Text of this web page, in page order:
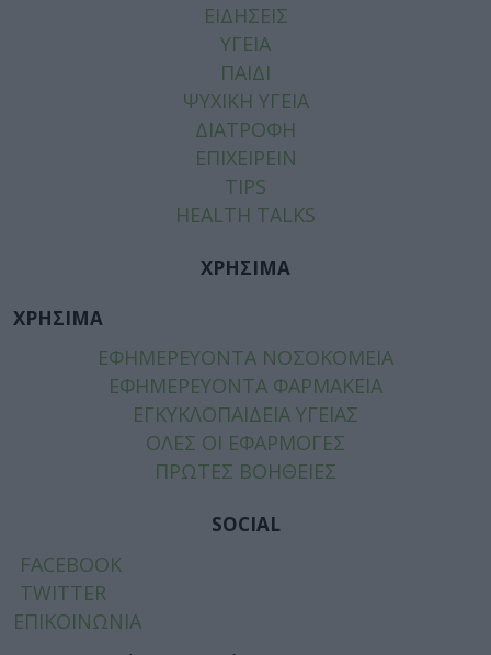
ΕΙΔΗΣΕΙΣ
ΥΓΕΙΑ
ΠΑΙΔΙ
ΨΥΧΙΚΗ ΥΓΕΙΑ
ΔΙΑΤΡΟΦΗ
ΕΠΙΧΕΙΡΕΙΝ
TIPS
HEALTH TALKS
ΧΡΗΣΙΜΑ
ΧΡΗΣΙΜΑ
ΕΦΗΜΕΡΕΥΟΝΤΑ ΝΟΣΟΚΟΜΕΙΑ
ΕΦΗΜΕΡΕΥΟΝΤΑ ΦΑΡΜΑΚΕΙΑ
ΕΓΚΥΚΛΟΠΑΙΔΕΙΑ ΥΓΕΙΑΣ
ΟΛΕΣ ΟΙ ΕΦΑΡΜΟΓΕΣ
ΠΡΩΤΕΣ ΒΟΗΘΕΙΕΣ
SOCIAL
FACEBOOK
TWITTER
ΕΠΙΚΟΙΝΩΝΙΑ